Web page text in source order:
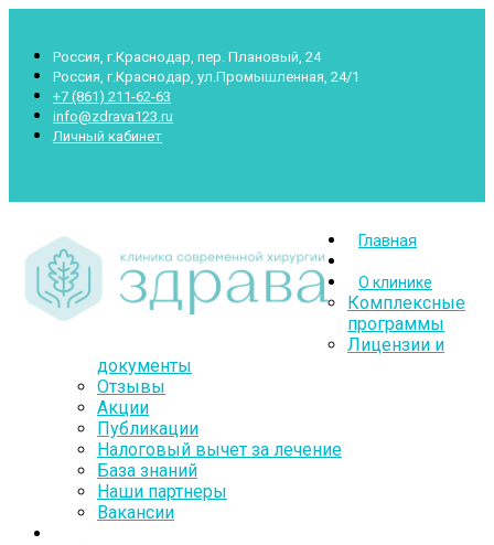
Россия, г.Краснодар, пер. Плановый, 24
Россия, г.Краснодар, ул.Промышленная, 24/1
+7 (861) 211-62-63
info@zdrava123.ru
Личный кабинет
Главная
О клинике
Комплексные
программы
Лицензии и
документы
Отзывы
Акции
Публикации
Налоговый вычет за лечение
База знаний
Наши партнеры
Вакансии